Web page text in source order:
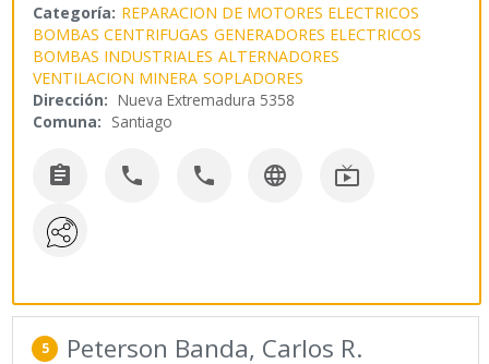
Categoría: REPARACION DE MOTORES ELECTRICOS
BOMBAS CENTRIFUGAS GENERADORES ELECTRICOS
BOMBAS INDUSTRIALES ALTERNADORES
VENTILACION MINERA SOPLADORES
Dirección: Nueva Extremadura 5358
Comuna: Santiago
    
5 Peterson Banda, Carlos R.